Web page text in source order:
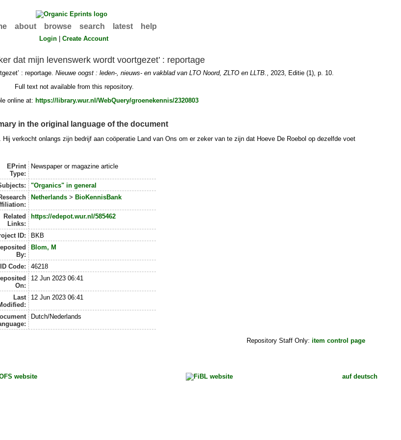
about browse search latest help
Login |Create Account
dat mijn levenswerk wordt voortgezet’ : reportage
: reportage.Nieuwe oogst : leden-, nieuws- en vakblad van LTO Noord, ZLTO en LLTB. , 2023, Editie (1), p. 10.
Full text not available from this repository.
online at: https://library.wur.nl/WebQuery/groenekennis/2320803
in the original language of the document
verkocht onlangs zijn bedrijf aan coöperatie Land van Ons om er zeker van te zijn dat Hoeve De Roebol op dezelfde voet
EPrint
Type:
Newspaper or magazine article
"Organics" in general
Netherlands> BioKennisBank
Related
Links:
https://edepot.wur.nl/585462
ID:
BKB
By:
Blom, M
ID Code:
46218
On:
12 Jun 2023 06:41
Last
12 Jun 2023 06:41
Dutch/Nederlands
Repository Staff Only: item control page
auf deutsch